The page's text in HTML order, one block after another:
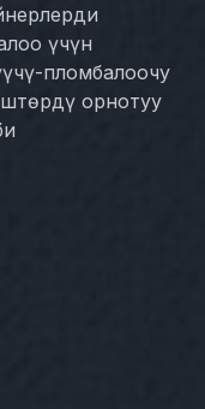
үчүн
пломбалоочу
орнотуу